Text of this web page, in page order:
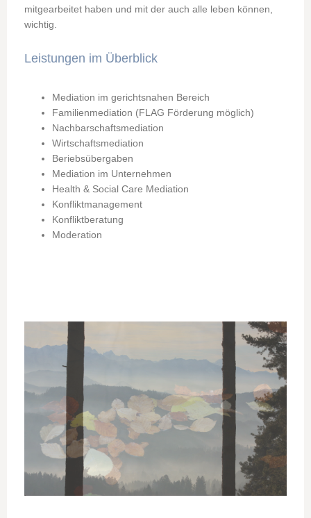
mitgearbeitet haben und mit der auch alle leben können,
wichtig.
Leistungen im Überblick
Mediation im gerichtsnahen Bereich
Familienmediation (FLAG Förderung möglich)
Nachbarschaftsmediation
Wirtschaftsmediation
Beriebsübergaben
Mediation im Unternehmen
Health & Social Care Mediation
Konfliktmanagement
Konfliktberatung
Moderation